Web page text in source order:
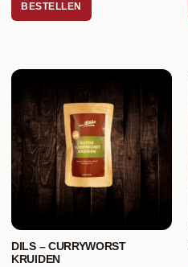
BESTELLEN
DILS – CURRYWORST
KRUIDEN